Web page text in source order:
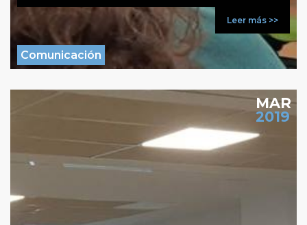
Leer más >>
Comunicación
MAR
2019